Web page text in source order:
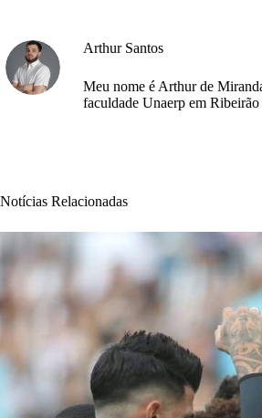
Arthur Santos
Meu nome é Arthur de
faculdade Unaerp em
Notícias Relacionadas